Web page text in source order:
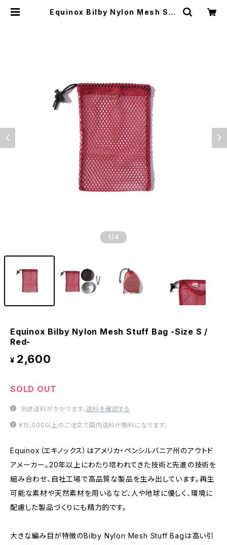
Equinox Bilby Nylon Mesh Stu
1 /4
Equinox Bilby Nylon Mesh Stuff Bag -Size S /
Red-
¥ 2,600
SOLD OUT
別途送料がかかります。送料を確認する
¥15,000以上のご注文で国内送料が無料になります。
Equinox（エキノックス）はアメリカ・ペンシルバニア州のアウトド
アメーカー。20年以上にわたり培われてきた技術と先進の技術を
組み合わせ、自社工場で高品質な製品を生み出しています。再生
可能な素材や天然素材を用いるなど、人や地球に優しく、環境に
配慮した製品づくりにも精力的です。
大きな編み目が特徴のBilby Nylon Mesh Stuff Bagは高い引